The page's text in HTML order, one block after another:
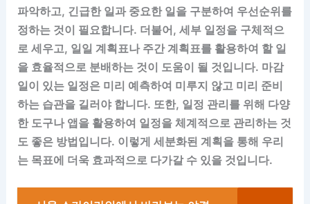
파악하고, 긴급한 일과 중요한 일을 구분하여 우선순위를
정하는 것이 필요합니다. 더불어, 세부 일정을 구체적으
로 세우고, 일일 계획표나 주간 계획표를 활용하여 할 일
을 효율적으로 분배하는 것이 도움이 될 것입니다. 마감
일이 있는 일정은 미리 예측하여 미루지 않고 미리 준비
하는 습관을 길러야 합니다. 또한, 일정 관리를 위해 다양
한 도구나 앱을 활용하여 일정을 체계적으로 관리하는 것
도 좋은 방법입니다. 이렇게 세분화된 계획을 통해 우리
는 목표에 더욱 효과적으로 다가갈 수 있을 것입니다.